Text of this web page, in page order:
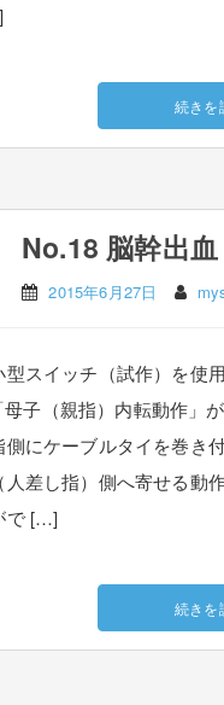
続きを
No.18 脳幹出血
2015年6月27日
型スイッチ（試作）を使
子（親指）内転動作」
にケーブルタイを巻き
差し指）側へ寄せる動
で […]
続きを